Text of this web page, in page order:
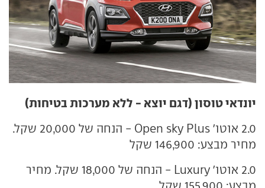
יונדאי טוסון (דגם יוצא - ללא מערכות בטיחות)
2.0 אוטו' Open sky Plus - הנחה של 20,000 שקל.
מחיר מבצע: 146,900 שקל
2.0 אוטו' Luxury - הנחה של 18,000 שקל. מחיר